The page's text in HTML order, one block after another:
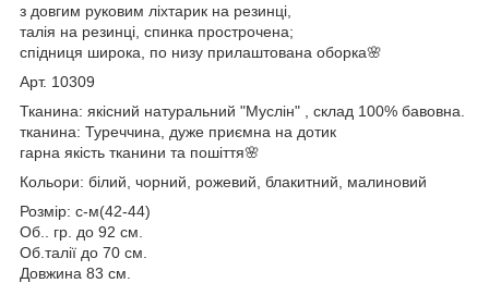
з довгим руковим ліхтарик на резинці,
талія на резинці, спинка прострочена;
спідниця широка, по низу прилаштована оборка🌸
Арт. 10309
Тканина: якісний натуральний "Муслін" , склад 100% бавовна.
тканина: Туреччина, дуже приємна на дотик
гарна якість тканини та пошіття🌸
Кольори: білий, чорний, рожевий, блакитний, малиновий
Розмір: с-м(42-44)
Об.. гр. до 92 см.
Об.талії до 70 см.
Довжина 83 см.